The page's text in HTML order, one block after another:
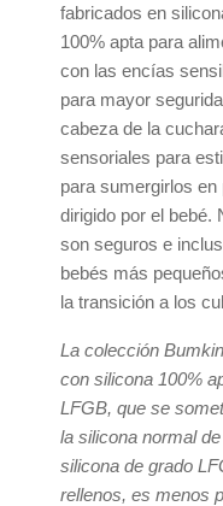
fabricados en
100% apta para
con las encías
para mayor
cabeza de la
sensoriales para
para sumergirlos
dirigido por el bebé.
son seguros e
bebés más
la transición a los
La colección
con silicona 100%
LFGB, que se
la silicona normal
silicona de grado
rellenos, es menos